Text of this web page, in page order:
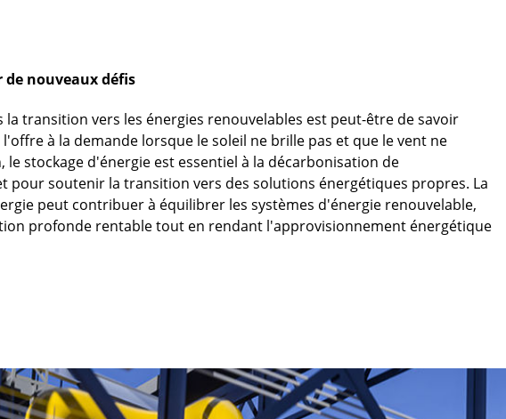
nouveaux défis
transition vers les énergies renouvelables est peut-être de savoir
à la demande lorsque le soleil ne brille pas et que le vent ne
le stockage d'énergie est essentiel à la décarbonisation de
pour soutenir la transition vers des solutions énergétiques propres. La
peut contribuer à équilibrer les systèmes d'énergie renouvelable,
profonde rentable tout en rendant l'approvisionnement énergétique